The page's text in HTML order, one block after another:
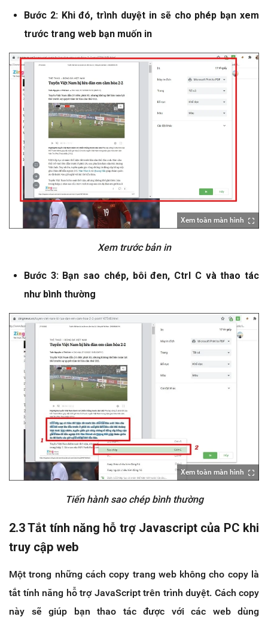
Bước 2: Khi đó, trình duyệt in sẽ cho phép bạn xem
trước trang web bạn muốn in
Xem toàn màn hình
Xem trước bản in
Bước 3: Bạn sao chép, bôi đen, Ctrl C và thao tác
như bình thường
Xem toàn màn hình
Tiến hành sao chép bình thường
2.3 Tắt tính năng hỗ trợ Javascript của PC khi
truy cập web
Một trong những cách copy trang web không cho copy là
tắt tính năng hỗ trợ JavaScript trên trình duyệt. Cách copy
này sẽ giúp bạn thao tác được với các web dùng